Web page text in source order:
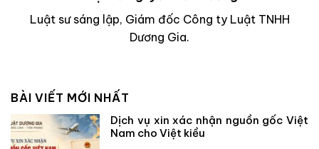
Luật sư sáng lập, Giám đốc Công ty Luật TNHH
Dương Gia.
BÀI VIẾT MỚI NHẤT
Dịch vụ xin xác nhận nguồn gốc Việt
Nam cho Việt kiều